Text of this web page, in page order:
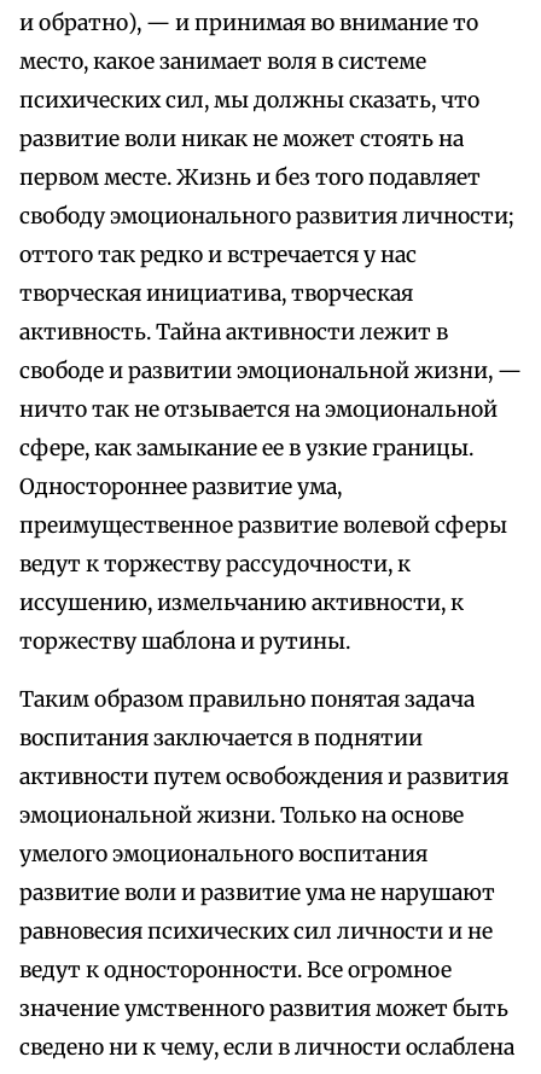
и обратно), — и принимая во внимание то
место, какое занимает воля в системе
психических сил, мы должны сказать, что
развитие воли никак не может стоять на
первом месте. Жизнь и без того подавляет
свободу эмоционального развития личности;
оттого так редко и встречается у нас
творческая инициатива, творческая
активность. Тайна активности лежит в
свободе и развитии эмоциональной жизни, —
ничто так не отзывается на эмоциональной
сфере, как замыкание ее в узкие границы.
Одностороннее развитие ума,
преимущественное развитие волевой сферы
ведут к торжеству рассудочности, к
иссушению, измельчанию активности, к
торжеству шаблона и рутины.
Таким образом правильно понятая задача
воспитания заключается в поднятии
активности путем освобождения и развития
эмоциональной жизни. Только на основе
умелого эмоционального воспитания
развитие воли и развитие ума не нарушают
равновесия психических сил личности и не
ведут к односторонности. Все огромное
значение умственного развития может быть
сведено ни к чему, если в личности ослаблена